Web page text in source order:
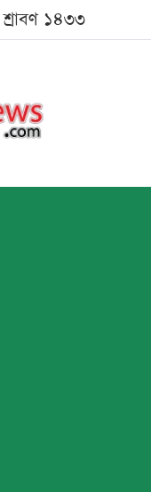
১৪৩৩